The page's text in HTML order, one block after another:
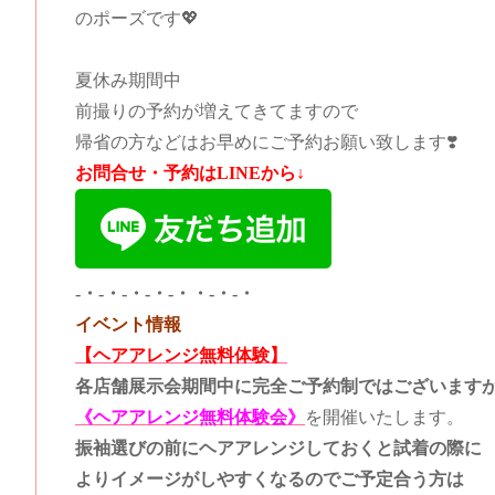
のポーズです💖
夏休み期間中
前撮りの予約が増えてきてますので
帰省の方などはお早めにご予約お願い致します❣️
お問合せ・予約はLINEから↓
-・-・-・-・-・・-・-・
イベント情報
【ヘアアレンジ無料体験】
各店舗展示会期間中に完全ご予約制ではございます
《ヘアアレンジ無料体験会》 を開催いたします。
振袖選びの前にヘアアレンジしておくと試着の際に
よりイメージがしやすくなるのでご予定合う方は